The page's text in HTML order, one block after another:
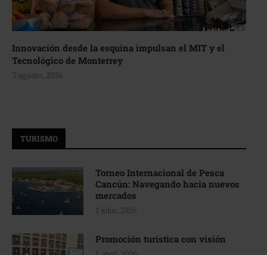
Innovación desde la esquina impulsan el MIT y el
Tecnológico de Monterrey
3 agosto, 2026
TURISMO
Torneo Internacional de Pesca
Cancún: Navegando hacia nuevos
mercados
1 julio, 2026
Promoción turística con visión